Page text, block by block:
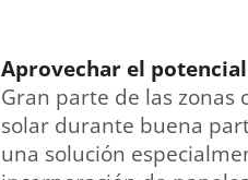
Aprovechar el
Gran parte de las zonas
solar durante buena
una solución